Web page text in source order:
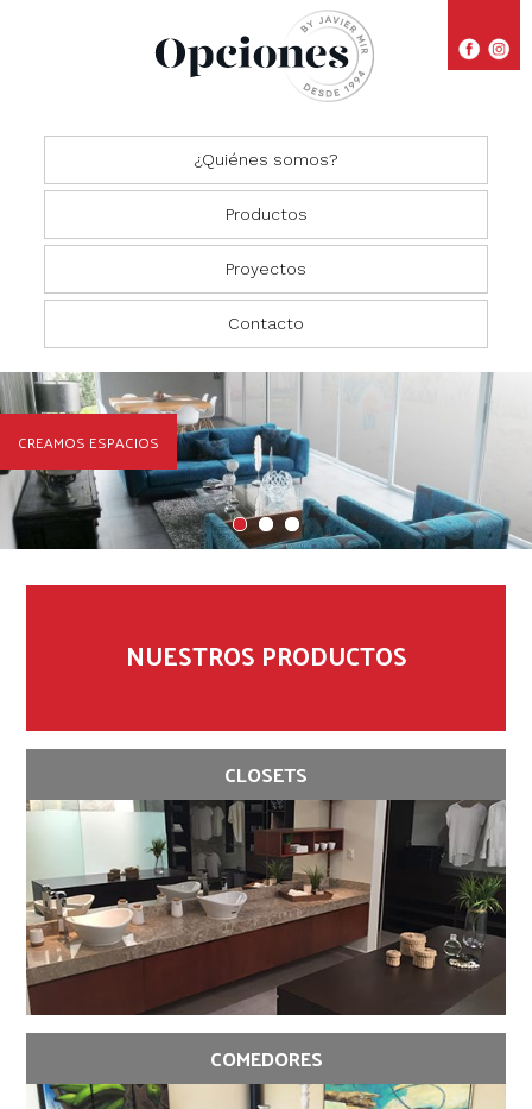
¿Quiénes somos?
Productos
Closets
Comedores
Cocinas
Salas
Recámaras
Proyectos
Residencial
Oficinas
Comercial
Contacto
CREAMOS ESPACIOS
NUESTROS PRODUCTOS
CLOSETS
COMEDORES